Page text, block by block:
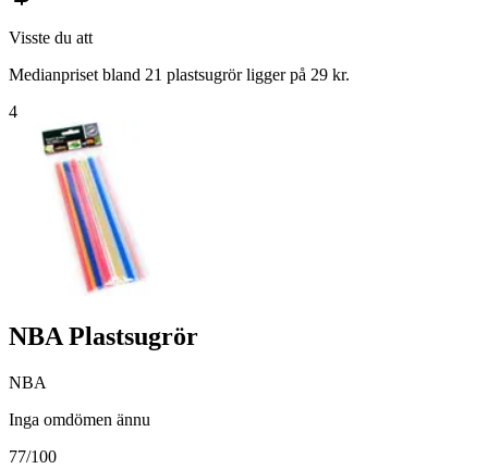
Visste du att
Medianpriset bland 21 plastsugrör ligger på 29 kr.
4
NBA Plastsugrör
NBA
Inga omdömen ännu
77/100